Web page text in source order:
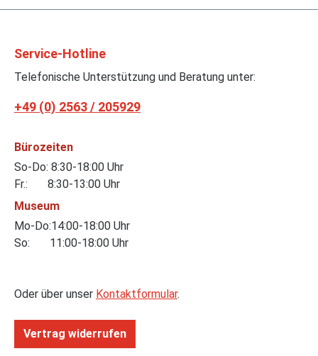
Service-Hotline
Telefonische Unterstützung und Beratung unter:
+49 (0) 2563 / 205929
Bürozeiten
So-Do: 8:30-18:00 Uhr
Fr.: 8:30-13:00 Uhr
Museum
Mo-Do:14:00-18:00 Uhr
So: 11:00-18:00 Uhr
Oder über unser Kontaktformular.
Vertrag widerrufen